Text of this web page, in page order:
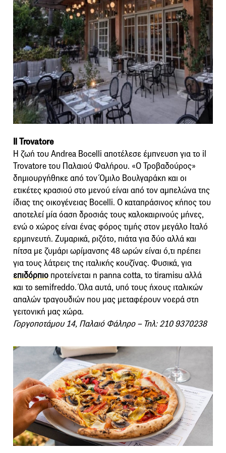
Il Trovatore
Η ζωή του Andrea Bocelli αποτέλεσε έμπνευση για το il
Trovatore του Παλαιού Φαλήρου. «O Τροβαδούρος»
δημιουργήθηκε από τον Όμιλο Βουλγαράκη και οι
ετικέτες κρασιού στο μενού είναι από τον αμπελώνα της
ίδιας της οικογένειας Bocelli. Ο καταπράσινος κήπος του
αποτελεί μία όαση δροσιάς τους καλοκαιρινούς μήνες,
ενώ ο χώρος είναι ένας φόρος τιμής στον μεγάλο Ιταλό
ερμηνευτή. Ζυμαρικά, ριζότο, πιάτα για δύο αλλά και
πίτσα με ζυμάρι ωρίμανσης 48 ωρών είναι ό,τι πρέπει
για τους λάτρεις της ιταλικής κουζίνας. Φυσικά, για
επιδόρπιο προτείνεται η panna cotta, το tiramisu αλλά
και το semifreddo. Όλα αυτά, υπό τους ήχους ιταλικών
απαλών τραγουδιών που μας μεταφέρουν νοερά στη
γειτονική μας χώρα.
Γοργοποτάμου 14, Παλαιό Φάληρο – Τηλ: 210 9370238